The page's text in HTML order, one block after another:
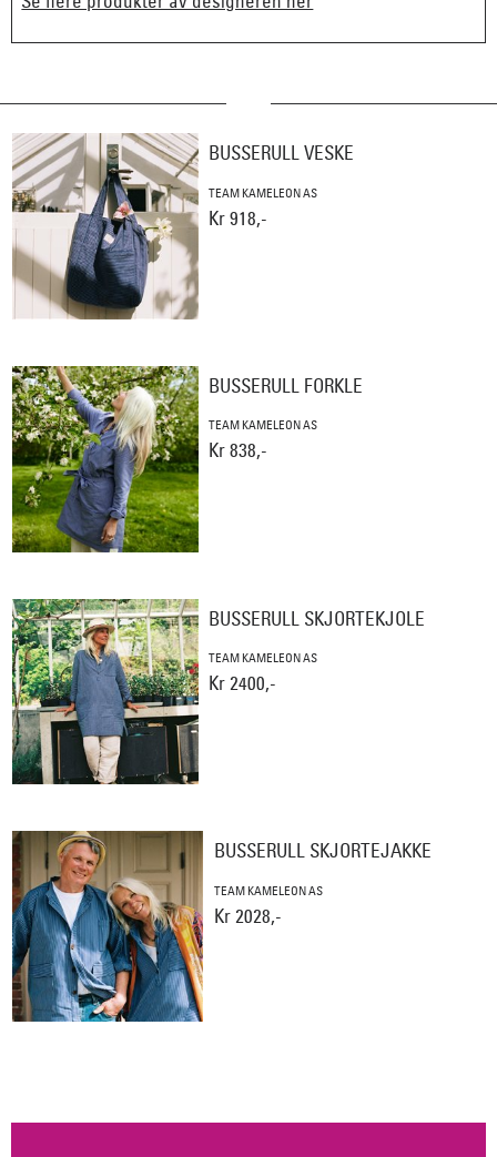
BUSSERULL VESKE
TEAM KAMELEON AS
Kr 918,-
BUSSERULL FORKLE
TEAM KAMELEON AS
Kr 838,-
BUSSERULL SKJORTEKJOLE
TEAM KAMELEON AS
Kr 2400,-
BUSSERULL SKJORTEJAKKE
TEAM KAMELEON AS
Kr 2028,-